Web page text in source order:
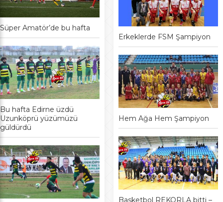
Süper Amatör’de bu hafta
Bu hafta Edirne üzdü
Uzunköprü yüzümüzü
güldürdü
Erkeklerde FSM Şampiyon
Hem Ağa Hem Şampiyon
Basketbol REKORLA bitti –